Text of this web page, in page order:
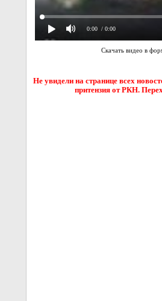
0:00 / 0:00
Скачать видео в
Не увидели на странице всех
притензия от РКН.